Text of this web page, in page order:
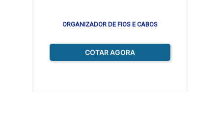
ORGANIZADOR DE FIOS E CABOS
COTAR AGORA